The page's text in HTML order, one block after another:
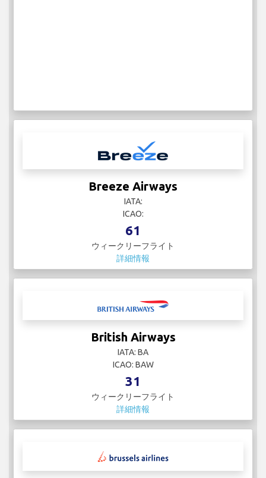
Breeze Airways
IATA:
ICAO:
61
ウィークリーフライト
詳細情報
British Airways
IATA: BA
ICAO: BAW
31
ウィークリーフライト
詳細情報